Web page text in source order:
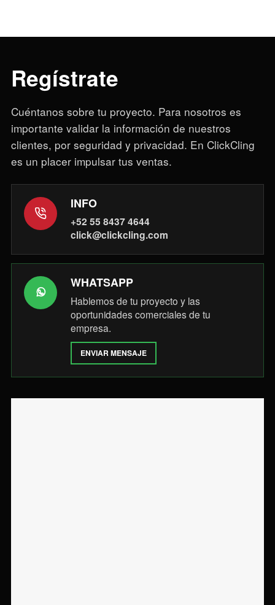
Regístrate
Cuéntanos sobre tu proyecto. Para nosotros es
importante validar la información de nuestros
clientes, por seguridad y privacidad. En ClickCling
es un placer impulsar tus ventas.
INFO
+52 55 8437 4644
click@clickcling.com
WHATSAPP
Hablemos de tu proyecto y las
oportunidades comerciales de tu
empresa.
ENVIAR MENSAJE